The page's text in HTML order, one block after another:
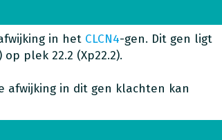
in het CLCN4-gen. Dit gen ligt
plek 22.2 (Xp22.2).
afwijking in dit gen klachten kan